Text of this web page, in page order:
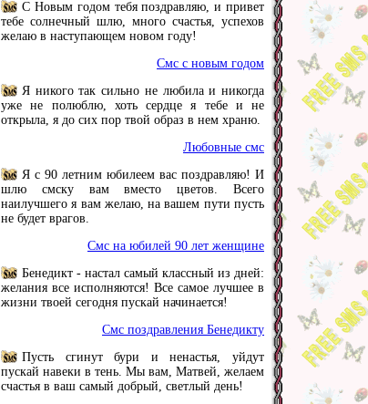
С Новым годом тебя поздравляю, и привет
тебе солнечный шлю, много счастья, успехов
желаю в наступающем новом году!
Смс с новым годом
Я никого так сильно не любила и никогда
уже не полюблю, хоть сердце я тебе и не
открыла, я до сих пор твой образ в нем храню.
Любовные смс
Я с 90 летним юбилеем вас поздравляю! И
шлю смску вам вместо цветов. Всего
наилучшего я вам желаю, на вашем пути пусть
не будет врагов.
Смс на юбилей 90 лет женщине
Бенедикт - настал самый классный из дней:
желания все исполняются! Все самое лучшее в
жизни твоей сегодня пускай начинается!
Смс поздравления Бенедикту
Пусть сгинут бури и ненастья, уйдут
пускай навеки в тень. Мы вам, Матвей, желаем
счастья в ваш самый добрый, светлый день!